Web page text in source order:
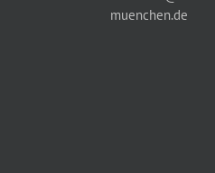
muenchen.de